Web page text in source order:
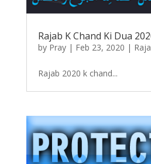
Rajab K Chand Ki Dua
by Pray| Feb 23, 2020 |
Rajab 2020 k chand...